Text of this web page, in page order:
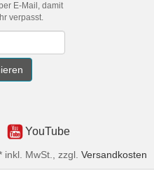
E-Mail, damit
verpasst.
YouTube
inkl. MwSt., zzgl. Versandkosten